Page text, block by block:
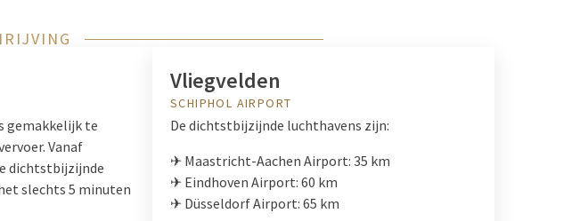
gemakkelijk te
Vanaf
dichtstbijzijnde
slechts 5 minuten
Vliegvelden
SCHIPHOL AIRPORT
De dichtstbijzijnde luchthavens zijn:
✈ Maastricht-Aachen Airport: 35 km
✈ Eindhoven Airport: 60 km
✈ Düsseldorf Airport: 65 km